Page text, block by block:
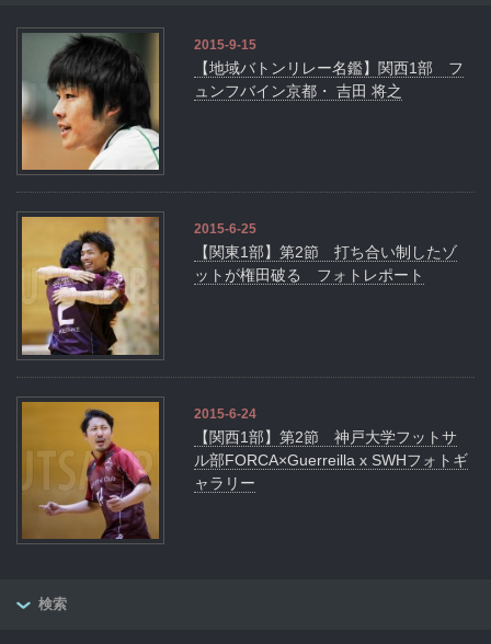
2015-9-15
【地域バトンリレー名鑑】関西1部 フ
ュンフバイン京都・ 吉田 将之
2015-6-25
【関東1部】第2節 打ち合い制したゾ
ットが権田破る フォトレポート
2015-6-24
【関西1部】第2節 神戸大学フットサ
ル部FORCA×Guerreilla x SWHフォトギ
ャラリー
検索